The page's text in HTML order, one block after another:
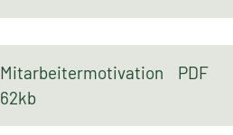
Mitarbeitermotivation PDF
62kb